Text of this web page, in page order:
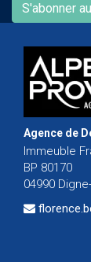
S'abonner
Agence de
Immeuble
BP 80170
04990